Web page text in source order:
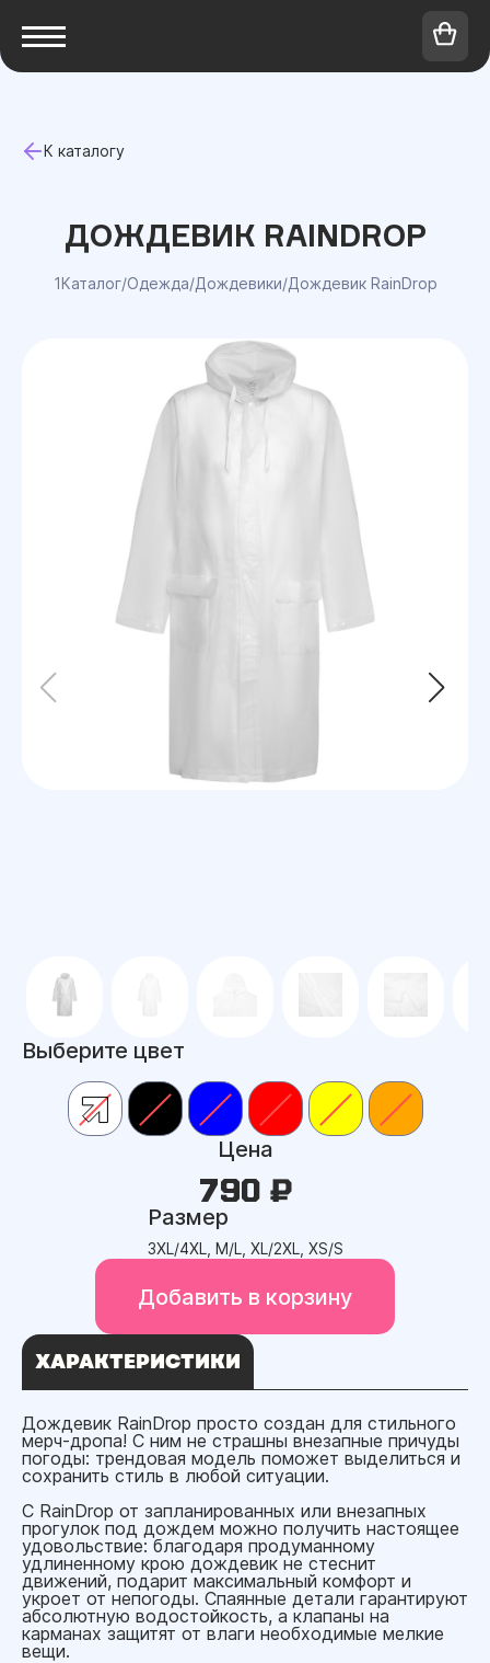
К каталогу
ДОЖДЕВИК RAINDROP
1Каталог/Одежда/Дождевики/Дождевик RainDrop
Выберите цвет
Цена
790 ₽
Размер
3XL/4XL, M/L, XL/2XL, XS/S
Добавить в корзину
ХАРАКТЕРИСТИКИ
Дождевик RainDrop просто создан для стильного
мерч-дропа! С ним не страшны внезапные причуды
погоды: трендовая модель поможет выделиться и
сохранить стиль в любой ситуации.
С RainDrop от запланированных или внезапных
прогулок под дождем можно получить настоящее
удовольствие: благодаря продуманному
удлиненному крою дождевик не стеснит
движений, подарит максимальный комфорт и
укроет от непогоды. Cпаянные детали гарантируют
абсолютную водостойкость, а клапаны на
карманах защитят от влаги необходимые мелкие
вещи.